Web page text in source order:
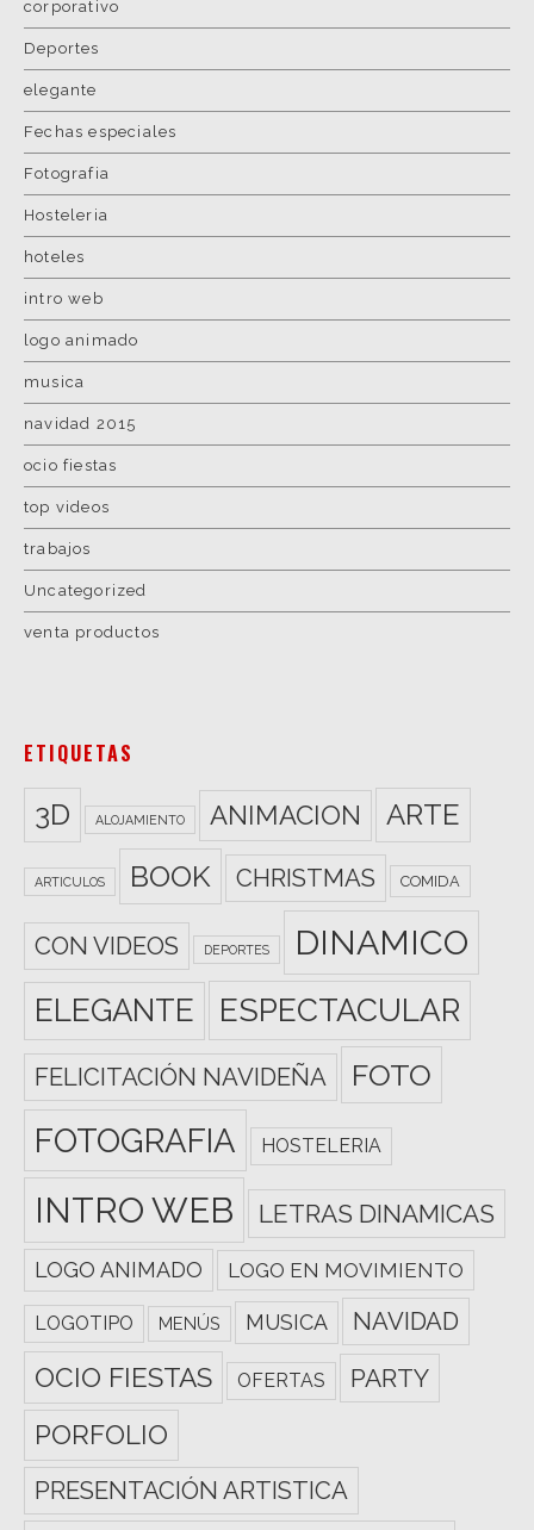
corporativo
Deportes
elegante
Fechas especiales
Fotografia
Hosteleria
hoteles
intro web
logo animado
musica
navidad 2015
ocio fiestas
top videos
trabajos
Uncategorized
venta productos
ETIQUETAS
3D ALOJAMIENTO ANIMACION ARTE
ARTICULOS BOOK CHRISTMAS COMIDA
CON VIDEOS DEPORTES DINAMICO
ELEGANTE ESPECTACULAR
FELICITACIÓN NAVIDEÑA FOTO
FOTOGRAFIA HOSTELERIA
INTRO WEB LETRAS DINAMICAS
LOGO ANIMADO LOGO EN MOVIMIENTO
LOGOTIPO MENÚS MUSICA NAVIDAD
OCIO FIESTAS OFERTAS PARTY
PORFOLIO
PRESENTACIÓN ARTISTICA